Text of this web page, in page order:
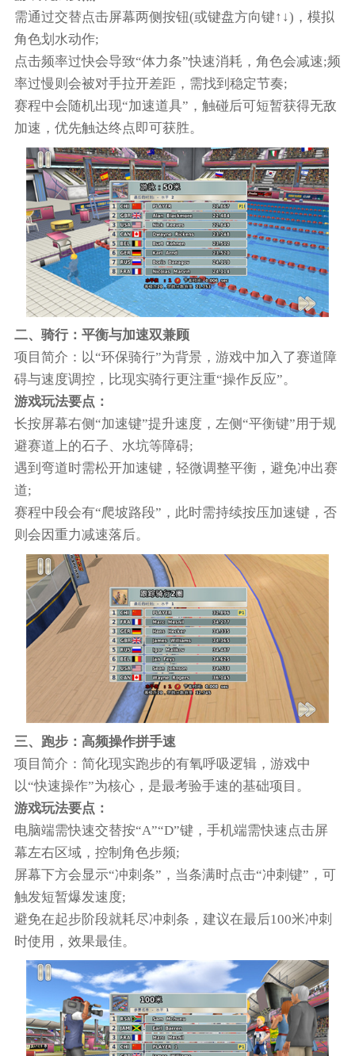
需通过交替点击屏幕两侧按钮(或键盘方向键↑↓)，模拟
角色划水动作;
点击频率过快会导致“体力条”快速消耗，角色会减速;频
率过慢则会被对手拉开差距，需找到稳定节奏;
赛程中会随机出现“加速道具”，触碰后可短暂获得无敌
加速，优先触达终点即可获胜。
二、骑行：平衡与加速双兼顾
项目简介：以“环保骑行”为背景，游戏中加入了赛道障
碍与速度调控，比现实骑行更注重“操作反应”。
游戏玩法要点：
长按屏幕右侧“加速键”提升速度，左侧“平衡键”用于规
避赛道上的石子、水坑等障碍;
遇到弯道时需松开加速键，轻微调整平衡，避免冲出赛
道;
赛程中段会有“爬坡路段”，此时需持续按压加速键，否
则会因重力减速落后。
三、跑步：高频操作拼手速
项目简介：简化现实跑步的有氧呼吸逻辑，游戏中
以“快速操作”为核心，是最考验手速的基础项目。
游戏玩法要点：
电脑端需快速交替按“A”“D”键，手机端需快速点击屏
幕左右区域，控制角色步频;
屏幕下方会显示“冲刺条”，当条满时点击“冲刺键”，可
触发短暂爆发速度;
避免在起步阶段就耗尽冲刺条，建议在最后100米冲刺
时使用，效果最佳。